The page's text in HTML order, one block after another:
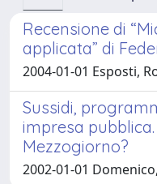
Recensione di
applicata” di
2004-01-01 Esposti,
Sussidi,
impresa
Mezzogiorno?
2002-01-01